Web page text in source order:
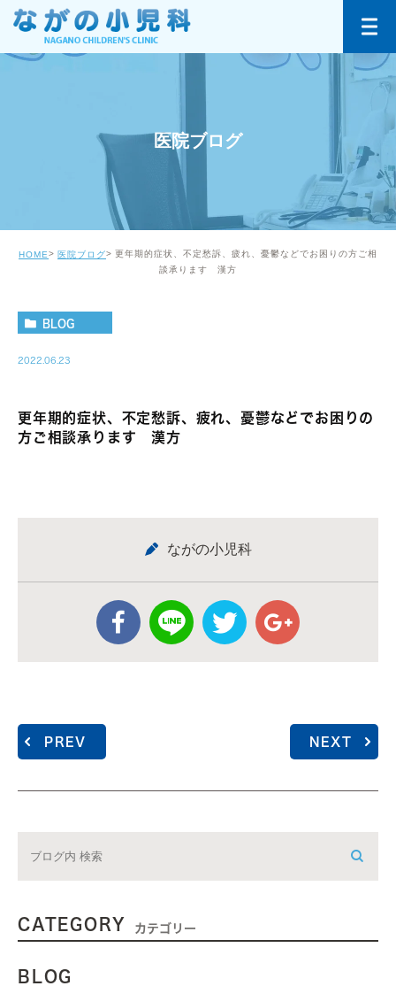
医院ブログ
HOME 医院ブログ
更年期的症状、不定愁訴、疲れ、憂鬱などでお困りの方ご相
談承ります 漢方
BLOG
2022.06.23
更年期的症状、不定愁訴、疲れ、憂鬱などでお困りの
方ご相談承ります 漢方
ながの小児科
PREV NEXT
CATEGORY カテゴリー
BLOG